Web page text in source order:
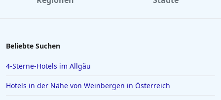
Luxushotels auf Bali
Beliebte Suchen
4-Sterne-Hotels im Allgäu
Hotels in der Nähe von Weinbergen in Österreich